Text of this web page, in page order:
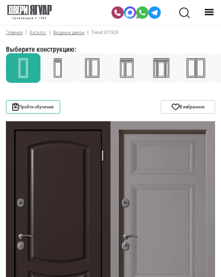
Главная Каталог Входные двери Trend 321929
Выберите конструкцию:
Пройти обучение В избранное